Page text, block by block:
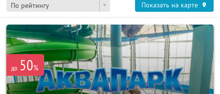
По рейтингу Показать на карте
до 50%